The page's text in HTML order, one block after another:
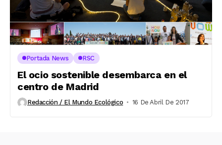
Portada News RSC
El ocio sostenible desembarca en el
centro de Madrid
Redacción / El Mundo Ecológico 16 De Abril De 2017